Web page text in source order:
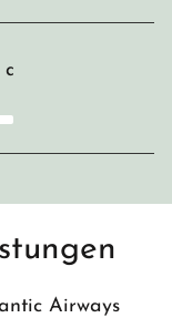
ein halbes
Airways